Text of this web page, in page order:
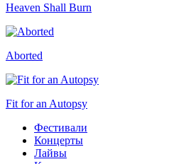
Heaven Shall Burn
Aborted
Fit for an Autopsy
Фестивали
Концерты
Лайвы